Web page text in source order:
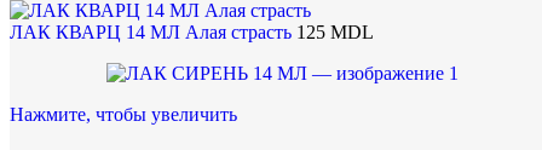
ЛАК КВАРЦ 14 МЛ Алая страсть 125 MDL
Нажмите, чтобы увеличить